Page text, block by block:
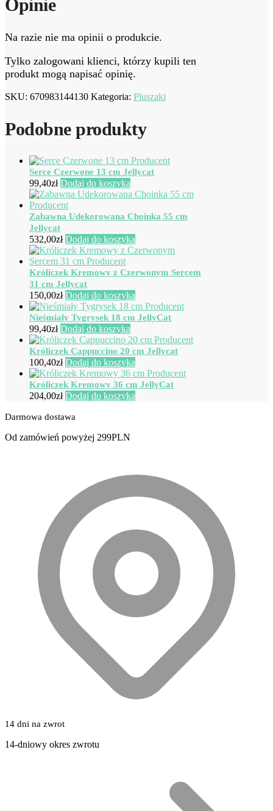
Opinie
Na razie nie ma opinii o produkcie.
Tylko zalogowani klienci, którzy kupili ten
produkt mogą napisać opinię.
SKU: 670983144130 Kategoria: Pluszaki
Podobne produkty
Serce Czerwone 13 cm Jellycat
99,40zł Dodaj do koszyka
Zabawna Udekorowana Choinka 55 cm
Jellycat
532,00zł Dodaj do koszyka
Króliczek Kremowy z Czerwonym Sercem
31 cm Jellycat
150,00zł Dodaj do koszyka
Nieśmiały Tygrysek 18 cm JellyCat
99,40zł Dodaj do koszyka
Króliczek Cappuccino 20 cm Jellycat
100,40zł Dodaj do koszyka
Króliczek Kremowy 36 cm JellyCat
204,00zł Dodaj do koszyka
Darmowa dostawa
Od zamówień powyżej 299PLN
14 dni na zwrot
14-dniowy okres zwrotu